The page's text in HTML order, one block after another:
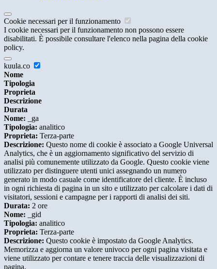
Cookie necessari per il funzionamento
I cookie necessari per il funzionamento non possono essere
disabilitati. È possibile consultare l'elenco nella pagina della cookie
policy.
kuula.co
Nome
Tipologia
Proprieta
Descrizione
Durata
Nome: _ga
Tipologia: analitico
Proprieta: Terza-parte
Descrizione: Questo nome di cookie è associato a Google Universal
Analytics, che è un aggiornamento significativo del servizio di
analisi più comunemente utilizzato da Google. Questo cookie viene
utilizzato per distinguere utenti unici assegnando un numero
generato in modo casuale come identificatore del cliente. È incluso
in ogni richiesta di pagina in un sito e utilizzato per calcolare i dati di
visitatori, sessioni e campagne per i rapporti di analisi dei siti.
Durata: 2 ore
Nome: _gid
Tipologia: analitico
Proprieta: Terza-parte
Descrizione: Questo cookie è impostato da Google Analytics.
Memorizza e aggiorna un valore univoco per ogni pagina visitata e
viene utilizzato per contare e tenere traccia delle visualizzazioni di
pagina.